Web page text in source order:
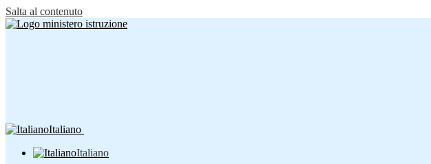
Salta al contenuto
Italiano
Italiano